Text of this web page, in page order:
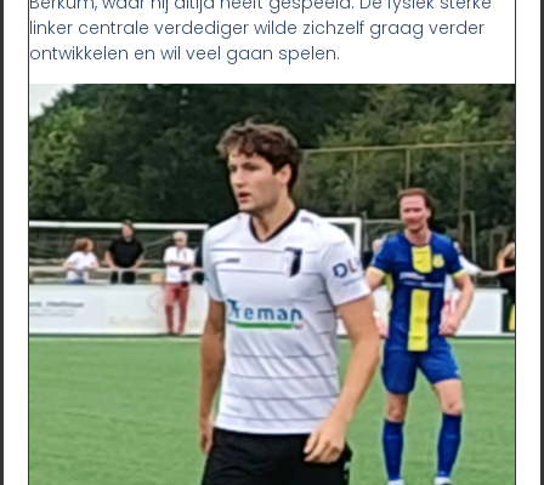
linker centrale verdediger wilde zichzelf graag verder
ontwikkelen en wil veel gaan spelen.